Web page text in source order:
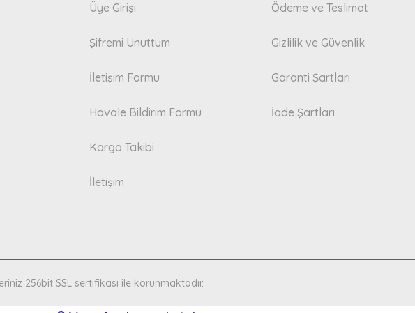
Üye Girişi
Şifremi Unuttum
İletişim Formu
Havale Bildirim Formu
Kargo Takibi
İletişim
Ödeme ve Teslimat
Gizlilik ve Güvenlik
Garanti Şartları
İade Şartları
256bit SSL sertifikası ile korunmaktadır.